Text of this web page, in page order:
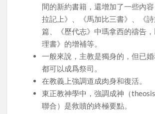
間的新約書籍，還增加了一些內
拉記上》、《馬加比三書》、《
篇、《歷代志》中瑪拿西的禱告
理書》的增補等。
一般來說，主教是獨身的，但已
都可以成爲祭司。
在教義上強調道成肉身和復活。
東正教神學中，強調成神（
聯合）是救贖的終極要點。